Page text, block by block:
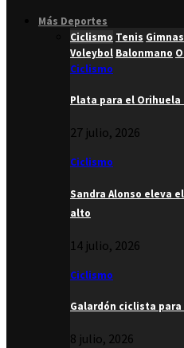
Más Deportes
Ciclismo Tenis
Voleybol Balonmano
Ciclismo
Plata para el Orihuela
27 julio, 2026
Ciclismo
Sandra Alonso eleva
alto
14 julio, 2026
Ciclismo
Galardón ciclista
8 julio, 2026